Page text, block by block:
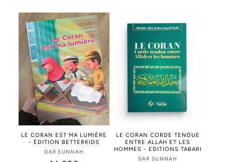
LE CORAN EST MA LUMIÈRE
- ÉDITION BETTERKIDS
Distributeur :
DAR SUNNAH
LE CORAN CORDE TENDUE
ENTRE ALLAH ET LES
HOMMES - EDITIONS TABARI
Distributeur :
DAR SUNNAH